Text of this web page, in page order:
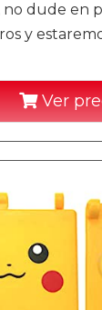
dude en
y
Ver